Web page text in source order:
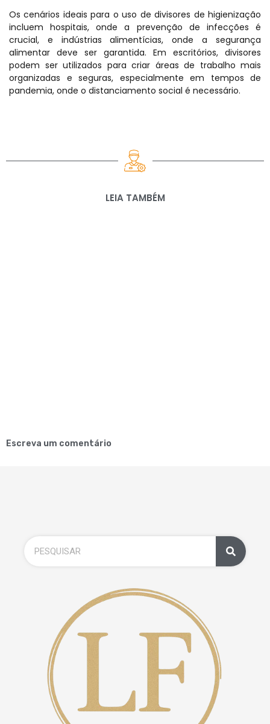
Os cenários ideais para o uso de divisores de higienização
incluem hospitais, onde a prevenção de infecções é
crucial, e indústrias alimentícias, onde a segurança
alimentar deve ser garantida. Em escritórios, divisores
podem ser utilizados para criar áreas de trabalho mais
organizadas e seguras, especialmente em tempos de
pandemia, onde o distanciamento social é necessário.
LEIA TAMBÉM
Escreva um comentário